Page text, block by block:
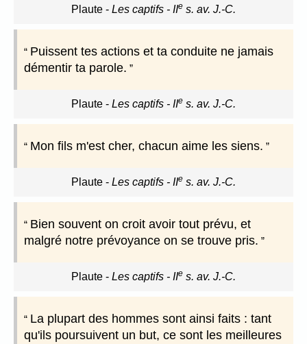
Plaute - Les captifs - IIe s. av. J.-C.
Puissent tes actions et ta conduite ne jamais
démentir ta parole.
Plaute - Les captifs - IIe s. av. J.-C.
Mon fils m'est cher, chacun aime les siens.
Plaute - Les captifs - IIe s. av. J.-C.
Bien souvent on croit avoir tout prévu, et
malgré notre prévoyance on se trouve pris.
Plaute - Les captifs - IIe s. av. J.-C.
La plupart des hommes sont ainsi faits : tant
qu'ils poursuivent un but, ce sont les meilleures